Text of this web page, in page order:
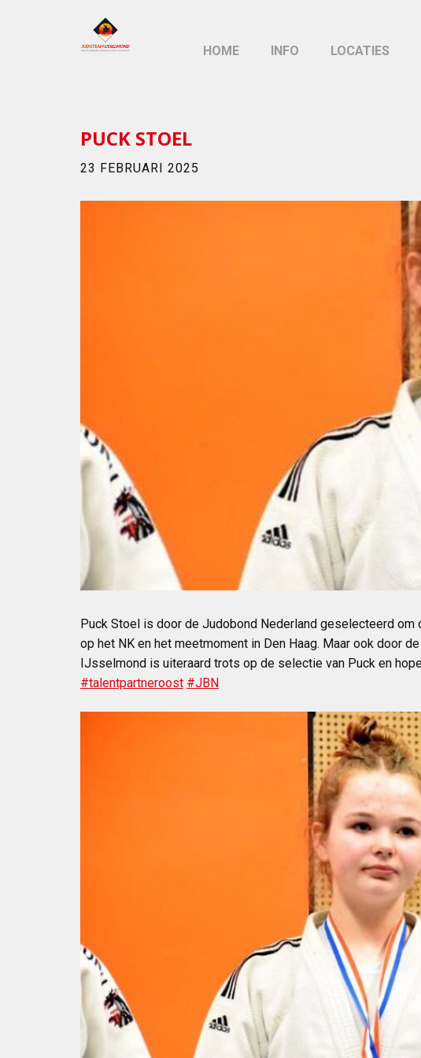
HOME INFO LOCATIES
PUCK STOEL
23 FEBRUARI 2025
Puck Stoel is door de Judobond Nederland geselecteerd om
op het NK en het meetmoment in Den Haag. Maar ook door
IJsselmond is uiteraard trots op de selectie van Puck en
#talentpartneroost #JBN